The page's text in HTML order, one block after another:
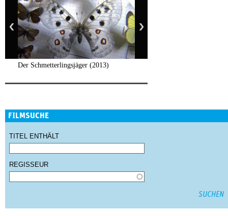
Der Schmetterlingsjäger (2013)
FILMSUCHE
TITEL ENTHÄLT
REGISSEUR